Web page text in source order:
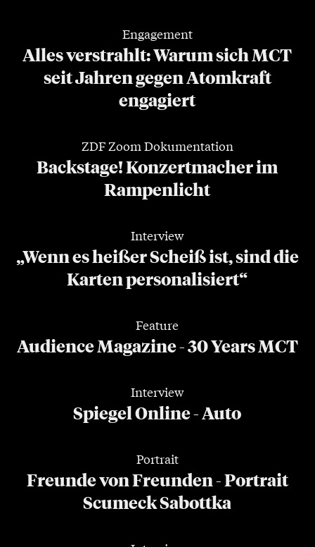
Engagement
Alles verstrahlt: Warum sich MCT
seit Jahren gegen Atomkraft
engagiert
ZDF Zoom Dokumentation
Backstage! Konzertmacher im
Rampenlicht
Interview
„Wenn es heißer Scheiß ist, sind die
Karten personalisiert“
Feature
Audience Magazine - 30 Years MCT
Interview
Spiegel Online - Auto
Portrait
Freunde von Freunden - Portrait
Scumeck Sabottka